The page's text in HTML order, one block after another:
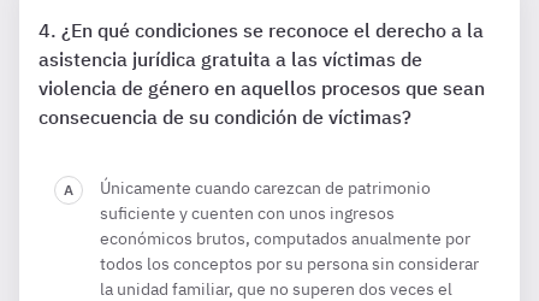
¿En qué condiciones se reconoce el derecho a la
asistencia jurídica gratuita a las víctimas de
violencia de género en aquellos procesos que sean
consecuencia de su condición de víctimas?
Únicamente cuando carezcan de patrimonio
suficiente y cuenten con unos ingresos
económicos brutos, computados anualmente por
todos los conceptos por su persona sin considerar
la unidad familiar, que no superen dos veces el